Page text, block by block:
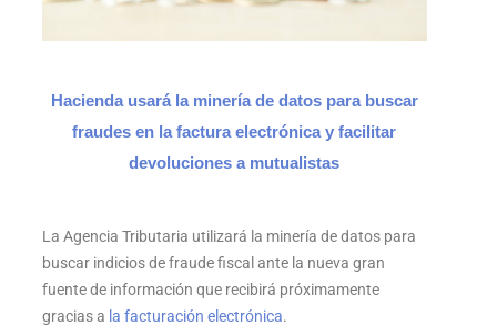
Hacienda usará la minería de datos para buscar
fraudes en la factura electrónica y facilitar
devoluciones a mutualistas
La Agencia Tributaria utilizará la minería de datos para
buscar indicios de fraude fiscal ante la nueva gran
fuente de información que recibirá próximamente
gracias a la facturación electrónica.